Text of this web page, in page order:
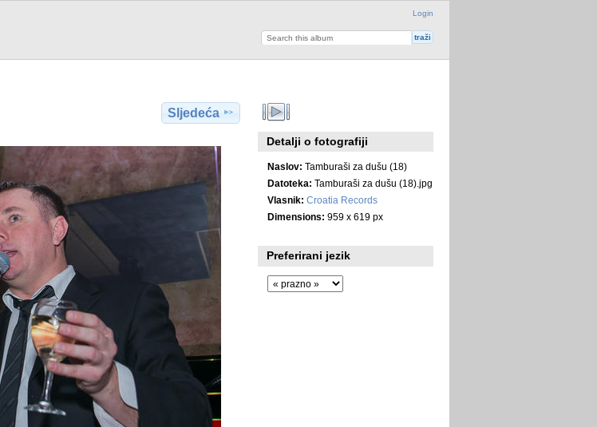
Login
Sljedeća
Detalji o fotografiji
Naslov: Tamburaši za dušu (18)
Datoteka: Tamburaši za dušu (18).jpg
Vlasnik: Croatia Records
Dimensions: 959 x 619 px
Preferirani jezik